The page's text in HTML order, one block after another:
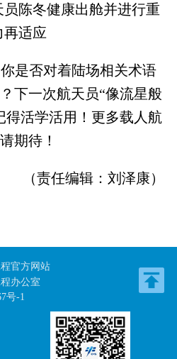
陈冬健康出舱并进行重
再适应
是否对着陆场相关术语
下一次航天员“像流星般
得活学活用！更多载人航
期待！
（责任编辑：刘泽康）
官方网站
办公室
号-1